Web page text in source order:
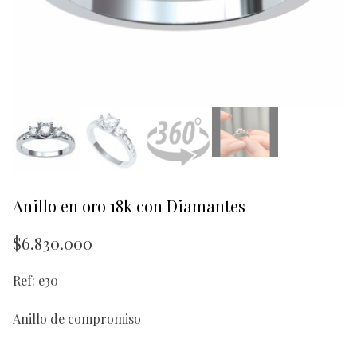
Anillo en oro 18k con Diamantes
$6.830.000
Ref: e30
Anillo de compromiso